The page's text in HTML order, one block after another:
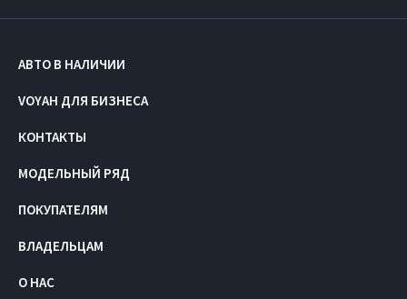
АВТО В НАЛИЧИИ
VOYAH ДЛЯ БИЗНЕСА
КОНТАКТЫ
МОДЕЛЬНЫЙ РЯД
ПОКУПАТЕЛЯМ
ВЛАДЕЛЬЦАМ
О НАС